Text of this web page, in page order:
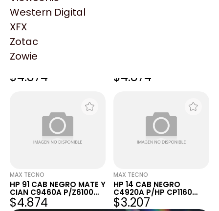
Western Digital
XFX
Zotac
Zowie
HP 91 CAB NEGRO FOTO
$4.874 $4.874
MAX TECNO
HP 91 CAB NEGRO MATE Y
CIAN C9460A P/Z6100
VENCI
$4.874
MAX TECNO
HP 14 CAB NEGRO
C4920A P/HP CP1160
VENCIDO
$3.207